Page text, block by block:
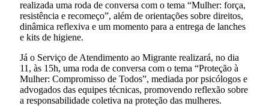
realizada uma roda de conversa com o tema “Mulher: força,
resistência e recomeço”, além de orientações sobre direitos,
dinâmica reflexiva e um momento para a entrega de lanches
e kits de higiene.
Já o Serviço de Atendimento ao Migrante realizará, no dia
11, às 15h, uma roda de conversa com o tema “Proteção à
Mulher: Compromisso de Todos”, mediada por psicólogos e
advogados das equipes técnicas, promovendo reflexão sobre
a responsabilidade coletiva na proteção das mulheres.